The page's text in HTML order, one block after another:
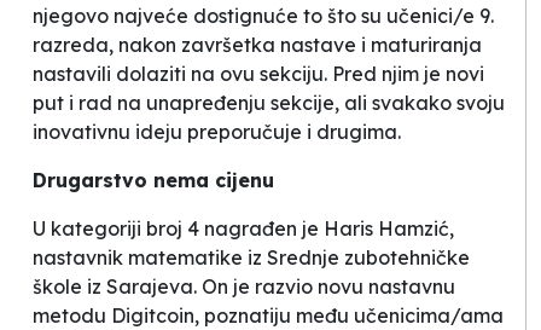
njegovo najveće dostignuće to što su učenici/e 9.
razreda, nakon završetka nastave i maturiranja
nastavili dolaziti na ovu sekciju. Pred njim je novi
put i rad na unapređenju sekcije, ali svakako svoju
inovativnu ideju preporučuje i drugima.
Drugarstvo nema cijenu
U kategoriji broj 4 nagrađen je Haris Hamzić,
nastavnik matematike iz Srednje zubotehničke
škole iz Sarajeva. On je razvio novu nastavnu
metodu Digitcoin, poznatiju među učenicima/ama